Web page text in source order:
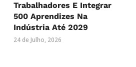
Trabalhadores E Integrar
500 Aprendizes Na
Indústria Até 2029
24 de Julho, 2026